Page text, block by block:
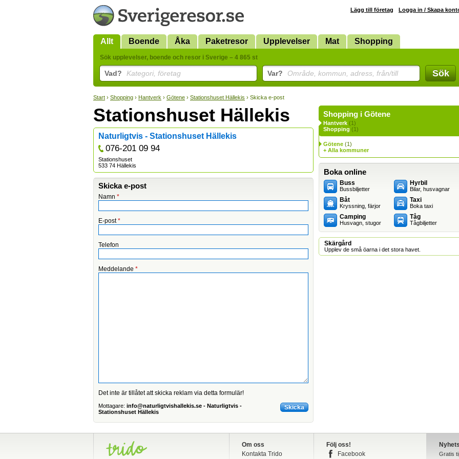
Lägg till företag Logga in / Skapa
Allt Boende Åka Paketresor Upplevelser Mat Shopping
Sök upplevelser, boende och resor i Sverige – 4 865 st
Vad? Kategori, företag Var? Område, kommun, adress, från/till Sök
Start › Shopping › Hantverk › Götene › Stationshuset Hällekis › Skicka e-post
Stationshuset Hällekis
Naturligtvis - Stationshuset Hällekis
076-201 09 94
Stationshuset
533 74 Hällekis
Skicka e-post
Namn *
E-post*
Telefon
Meddelande *
Det inte är tillåtet att skicka reklam via detta formulär!
Mottagare: info@naturligtvishallekis.se - Naturligtvis -
Stationshuset Hällekis
Shopping i Götene
Hantverk (1)
Shopping (1)
Götene (1)
+ Alla kommuner
Boka online
Buss
Bussbiljetter
Båt
Kryssning, färjor
Camping
Husvagn, stugor
Hyrbil
Bilar, husvagnar
Taxi
Boka taxi
Tåg
Tågbiljetter
Skärgård
Upplev de små öarna i det stora havet.
Om oss
Kontakta Trido
Följ oss!
Facebook
Gratis